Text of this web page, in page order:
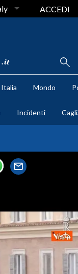
ACCEDI
Italia Mondo
Incidenti